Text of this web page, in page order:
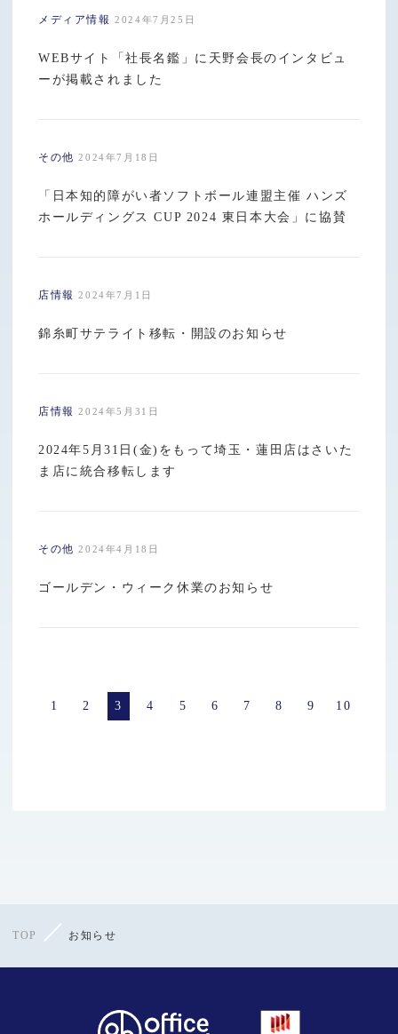
メディア情報 2024年7月25日
WEBサイト「社長名鑑」に天野会長のインタビュ
ーが掲載されました
その他 2024年7月18日
「日本知的障がい者ソフトボール連盟主催 ハンズ
ホールディングス CUP 2024 東日本大会」に協賛
店情報 2024年7月1日
錦糸町サテライト移転・開設のお知らせ
店情報 2024年5月31日
2024年5月31日(金)をもって埼玉・蓮田店はさいた
ま店に統合移転します
その他 2024年4月18日
ゴールデン・ウィーク休業のお知らせ
1 2 3 4 5 6 7 8 9 10
TOP お知らせ